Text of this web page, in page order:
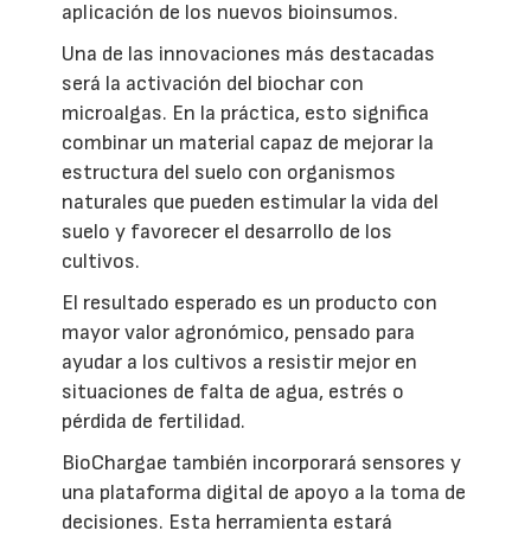
aplicación de los nuevos bioinsumos.
Una de las innovaciones más destacadas
será la activación del biochar con
microalgas. En la práctica, esto significa
combinar un material capaz de mejorar la
estructura del suelo con organismos
naturales que pueden estimular la vida del
suelo y favorecer el desarrollo de los
cultivos.
El resultado esperado es un producto con
mayor valor agronómico, pensado para
ayudar a los cultivos a resistir mejor en
situaciones de falta de agua, estrés o
pérdida de fertilidad.
BioChargae también incorporará sensores y
una plataforma digital de apoyo a la toma de
decisiones. Esta herramienta estará